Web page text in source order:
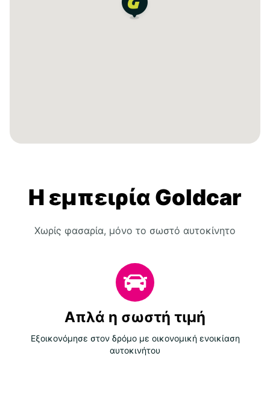
Η εμπειρία Goldcar
Χωρίς φασαρία, μόνο το σωστό αυτοκίνητο
Απλά η σωστή τιμή
Εξοικονόμησε στον δρόμο με οικονομική ενοικίαση
αυτοκινήτου